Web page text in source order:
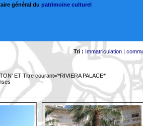
général du patrimoine culturel
Tri : Immatriculation|
ET Titre courant='*RIVIERA PALACE*'